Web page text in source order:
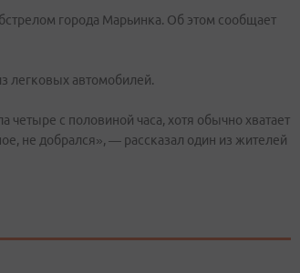
города Марьинка. Об этом сообщает
легковых автомобилей.
четыре с половиной часа, хотя обычно хватает
не добрался», — рассказал один из жителей